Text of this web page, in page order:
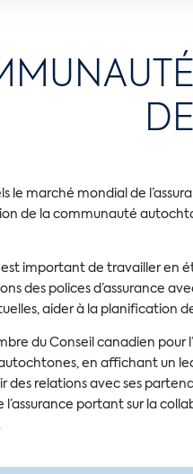
le marché mondial de
de la communauté
est important de travailler
des polices d’assurance
aider à la planification
du Conseil canadien
en affichant un
des relations avec ses
l’assurance portant sur la